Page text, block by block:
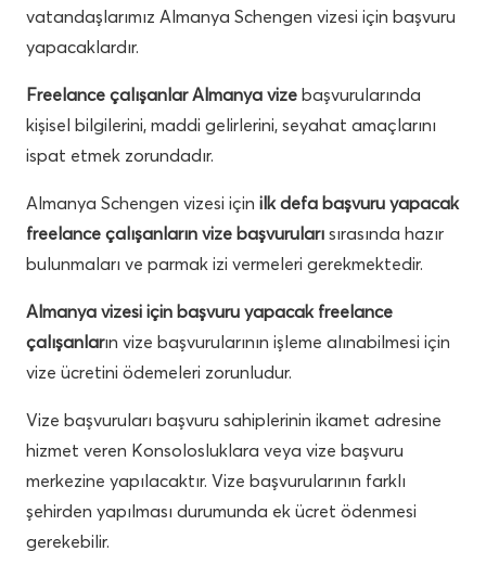
vatandaşlarımız Almanya Schengen vizesi için başvuru
yapacaklardır.
Freelance çalışanlar Almanya vize başvurularında
kişisel bilgilerini, maddi gelirlerini, seyahat amaçlarını
ispat etmek zorundadır.
Almanya Schengen vizesi için ilk defa başvuru yapacak
freelance çalışanların vize başvuruları sırasında hazır
bulunmaları ve parmak izi vermeleri gerekmektedir.
Almanya vizesi için başvuru yapacak freelance
çalışanların vize başvurularının işleme alınabilmesi için
vize ücretini ödemeleri zorunludur.
Vize başvuruları başvuru sahiplerinin ikamet adresine
hizmet veren Konsolosluklara veya vize başvuru
merkezine yapılacaktır. Vize başvurularının farklı
şehirden yapılması durumunda ek ücret ödenmesi
gerekebilir.